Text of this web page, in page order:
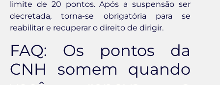
limite de 20 pontos. Após a suspensão ser
decretada, torna-se obrigatória para se
reabilitar e recuperar o direito de dirigir.
FAQ: Os pontos da
CNH somem quando